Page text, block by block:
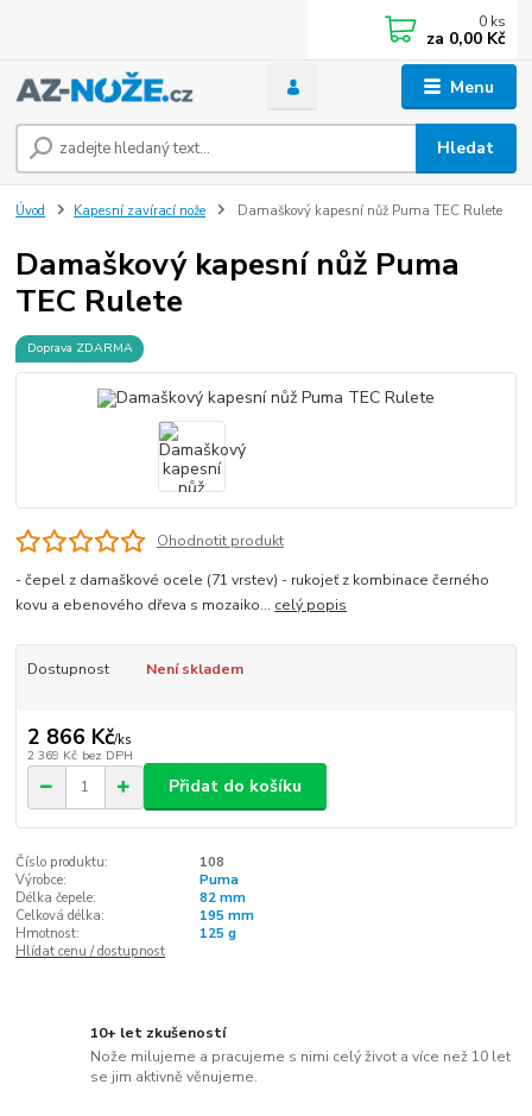
Menu
Hledat
0 ks
za 0,00 Kč
Úvod Kapesní zavírací nože Damaškový kapesní nůž Puma TEC Rulete
Damaškový kapesní nůž Puma
TEC Rulete
Doprava ZDARMA
Ohodnotit produkt
- čepel z damaškové ocele (71 vrstev) - rukojeť z kombinace černého
kovu a ebenového dřeva s mozaiko... celý popis
Dostupnost Není skladem
2 866 Kč/ks
2 369 Kč bez DPH
Přidat do košíku
Číslo produktu:
108
Výrobce:
Puma
Délka čepele:
82 mm
Celková délka:
195 mm
Hmotnost:
125 g
Hlídat cenu / dostupnost
10+ let zkušeností
Nože milujeme a pracujeme s nimi celý život a více než 10 let
se jim aktivně věnujeme.